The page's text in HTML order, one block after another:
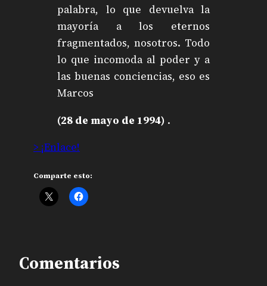
palabra, lo que devuelva la
mayoría a los eternos
fragmentados, nosotros. Todo
lo que incomoda al poder y a
las buenas conciencias, eso es
Marcos
(28 de mayo de 1994) .
> ¡Enlace!
Comparte esto:
Comentarios